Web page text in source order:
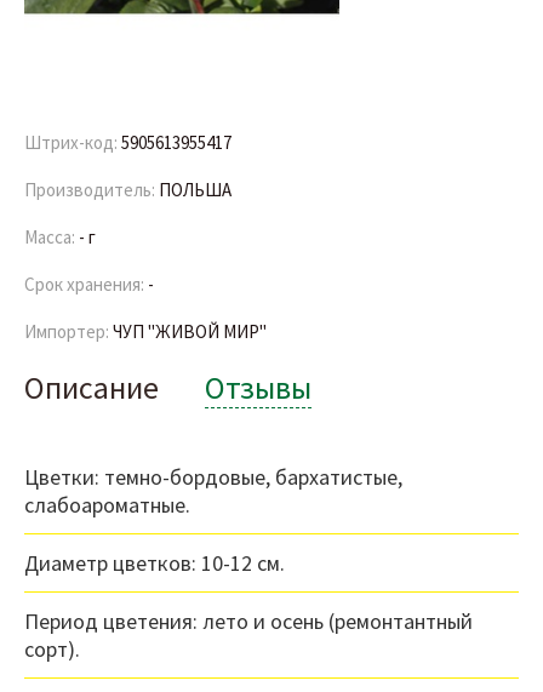
Штрих-код: 5905613955417
Производитель: ПОЛЬША
Масса: - г
Срок хранения: -
Импортер: ЧУП "ЖИВОЙ МИР"
Описание Отзывы
Цветки: темно-бордовые, бархатистые,
слабоароматные.
Диаметр цветков: 10-12 см.
Период цветения: лето и осень (ремонтантный
сорт).